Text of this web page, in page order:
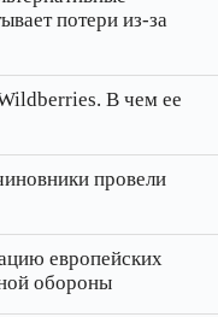
потери из‑за
В чем ее
провели
европейских
обороны